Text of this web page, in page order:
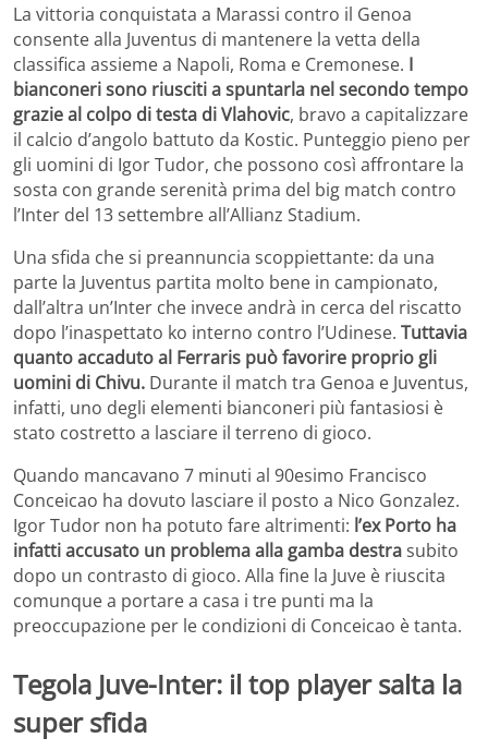
La vittoria conquistata a Marassi contro il Genoa
consente alla Juventus di mantenere la vetta della
classifica assieme a Napoli, Roma e Cremonese. I
bianconeri sono riusciti a spuntarla nel secondo tempo
grazie al colpo di testa di Vlahovic, bravo a capitalizzare
il calcio d’angolo battuto da Kostic. Punteggio pieno per
gli uomini di Igor Tudor, che possono così affrontare la
sosta con grande serenità prima del big match contro
l’Inter del 13 settembre all’Allianz Stadium.
Una sfida che si preannuncia scoppiettante: da una
parte la Juventus partita molto bene in campionato,
dall’altra un’Inter che invece andrà in cerca del riscatto
dopo l’inaspettato ko interno contro l’Udinese. Tuttavia
quanto accaduto al Ferraris può favorire proprio gli
uomini di Chivu. Durante il match tra Genoa e Juventus,
infatti, uno degli elementi bianconeri più fantasiosi è
stato costretto a lasciare il terreno di gioco.
Quando mancavano 7 minuti al 90esimo Francisco
Conceicao ha dovuto lasciare il posto a Nico Gonzalez.
Igor Tudor non ha potuto fare altrimenti: l’ex Porto ha
infatti accusato un problema alla gamba destrasubito
dopo un contrasto di gioco. Alla fine la Juve è riuscita
comunque a portare a casa i tre punti ma la
preoccupazione per le condizioni di Conceicao è tanta.
Tegola Juve-Inter: il top player salta la
super sfida